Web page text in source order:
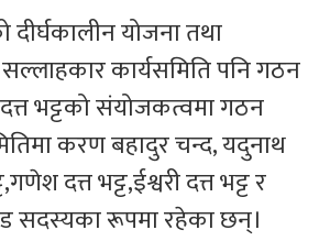
दीर्घकालीन योजना तथा
कार्यसमिति पनि गठन
भट्टको संयोजकत्वमा गठन
करण बहादुर चन्द, यदुनाथ
दत्त भट्ट,ईश्वरी दत्त भट्ट र
सदस्यका रूपमा रहेका छन्।